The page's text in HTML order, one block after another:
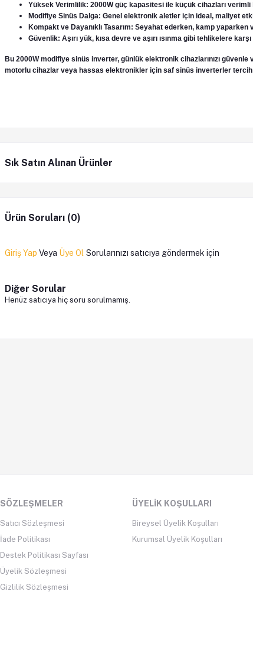
Yüksek Verimlilik: 2000W güç kapasitesi ile küçük cihazları verimli
Modifiye Sinüs Dalga: Genel elektronik aletler için ideal, maliyet
Kompakt ve Dayanıklı Tasarım: Seyahat ederken, kamp yaparken
Güvenlik: Aşırı yük, kısa devre ve aşırı ısınma gibi tehlikelere
Bu 2000W modifiye sinüs inverter, günlük elektronik cihazlarınızı
motorlu cihazlar veya hassas elektronikler için saf sinüs inverterler tercih
Sık Satın Alınan Ürünler
Ürün Soruları (0)
Giriş Yap Veya Üye Ol Sorularınızı satıcıya göndermek için
Diğer Sorular
Henüz satıcıya hiç soru sorulmamış.
SÖZLEŞMELER
Satıcı Sözleşmesi
İade Politikası
Destek Politikası Sayfası
Üyelik Sözleşmesi
Gizlilik Sözleşmesi
ÜYELIK KOŞULLARI
Bireysel Üyelik Koşulları
Kurumsal Üyelik Koşulları